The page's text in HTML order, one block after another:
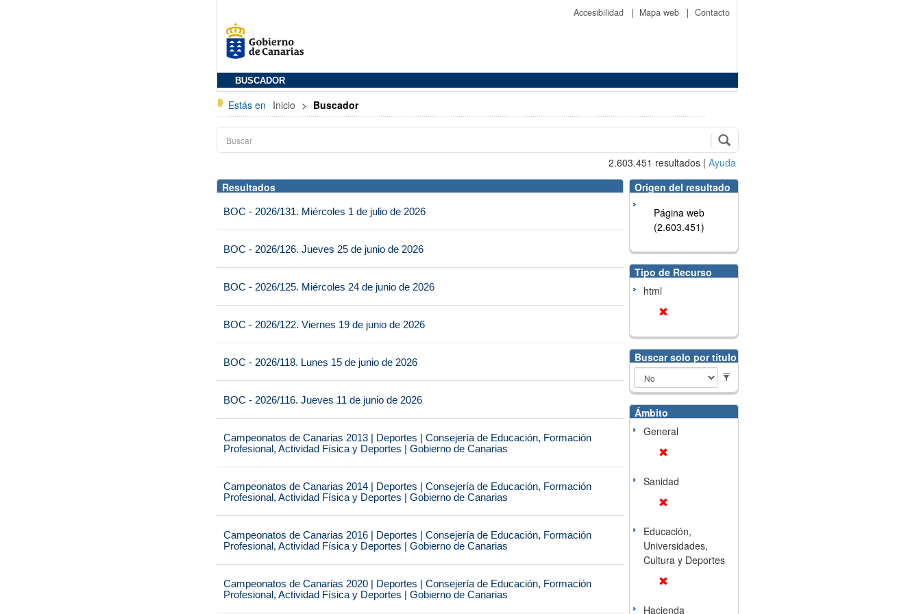
Accesibilidad | Mapa web | Contacto
BUSCADOR
Estás en Inicio > Buscador
2.603.451 resultados | Ayuda
Resultados
BOC - 2026/131. Miércoles 1 de julio de 2026
BOC - 2026/126. Jueves 25 de junio de 2026
BOC - 2026/125. Miércoles 24 de junio de 2026
BOC - 2026/122. Viernes 19 de junio de 2026
BOC - 2026/118. Lunes 15 de junio de 2026
BOC - 2026/116. Jueves 11 de junio de 2026
Campeonatos de Canarias 2013 | Deportes | Consejería de Educación, Formación
Profesional, Actividad Física y Deportes | Gobierno de Canarias
Campeonatos de Canarias 2014 | Deportes | Consejería de Educación, Formación
Profesional, Actividad Física y Deportes | Gobierno de Canarias
Campeonatos de Canarias 2016 | Deportes | Consejería de Educación, Formación
Profesional, Actividad Física y Deportes | Gobierno de Canarias
Campeonatos de Canarias 2020 | Deportes | Consejería de Educación, Formación
Profesional, Actividad Física y Deportes | Gobierno de Canarias
Origen del resultado
Página web
(2.603.451)
Tipo de Recurso
html
Buscar solo por título
Ámbito
General
Sanidad
Educación,
Universidades,
Cultura y Deportes
Hacienda